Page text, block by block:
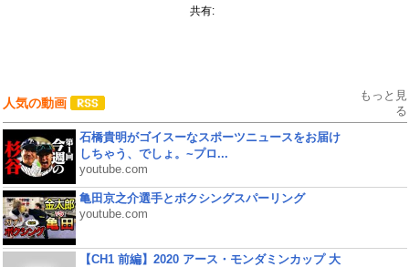
共有:
人気の動画
もっと見
る
石橋貴明がゴイスーなスポーツニュースをお届け
しちゃう、でしょ。~プロ...
youtube.com
亀田京之介選手とボクシングスパーリング
youtube.com
【CH1 前編】2020 アース・モンダミンカップ 大